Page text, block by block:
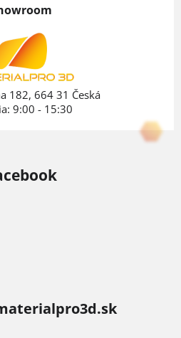
182, 664 31 Česká
9:00 - 15:30